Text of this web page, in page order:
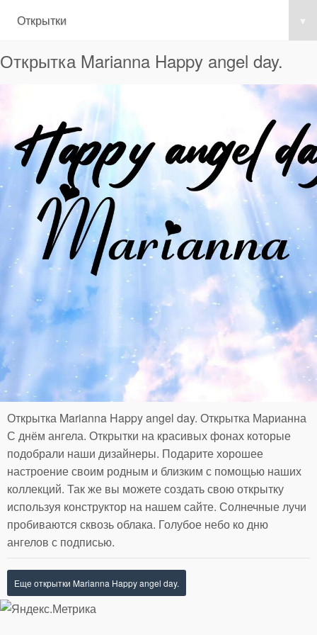
Открытки ▾
Открытка Marianna Happy angel day.
Открытка Marianna Happy angel day. Открытка Марианна
С днём ангела. Открытки на красивых фонах которые
подобрали наши дизайнеры. Подарите хорошее
настроение своим родным и близким с помощью наших
коллекций. Так же вы можете создать свою открытку
используя конструктор на нашем сайте. Солнечные лучи
пробиваются сквозь облака. Голубое небо ко дню
ангелов с подписью.
Еще открытки Marianna Happy angel day.